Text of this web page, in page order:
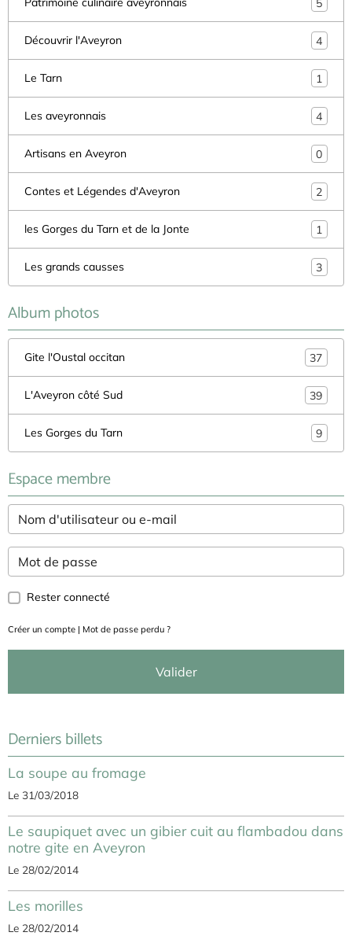
5
Découvrir l'Aveyron 4
Le Tarn 1
Les aveyronnais 4
Artisans en Aveyron 0
Contes et Légendes d'Aveyron 2
les Gorges du Tarn et de la Jonte 1
Les grands causses 3
Album photos
Gite l'Oustal occitan 37
L'Aveyron côté Sud 39
Les Gorges du Tarn 9
Espace membre
Rester connecté
Créer un compte | Mot de passe perdu ?
Valider
Derniers billets
La soupe au fromage
Le 31/03/2018
Le saupiquet avec un gibier cuit au flambadou dans
notre gite en Aveyron
Le 28/02/2014
Les morilles
Le 28/02/2014